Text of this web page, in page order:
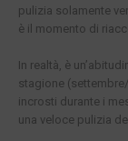
pulizia solamente
è il momento di
In realtà, è
stagione
incrosti durante i
una veloce pulizia